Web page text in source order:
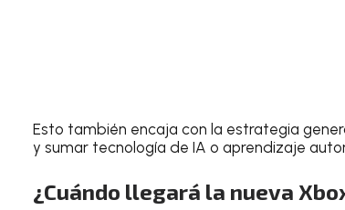
Esto también encaja con la estrategia
y sumar tecnología de IA o aprendizaje
¿Cuándo llegará la nueva